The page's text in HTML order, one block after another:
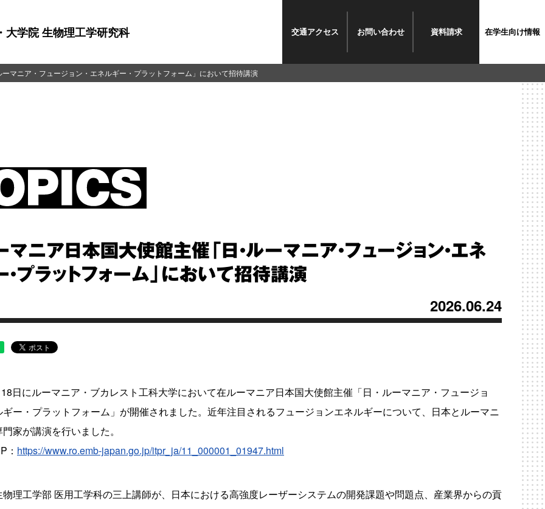
大学院 生物理工学研究科 交通アクセス お問い合わせ 資料請求 在学生向け情報
ニア日本国大使館主催「日・ルーマニア・フュージョン・エネ
・プラットフォーム」において招待講演
2026.06.24
日にルーマニア・ブカレスト工科大学において在ルーマニア日本国大使館主催「日・ルーマニア・フュージョ
ー・プラットフォーム」が開催されました。近年注目されるフュージョンエネルギーについて、日本とルーマニ
家が講演を行いました。
： https://www.ro.emb-japan.go.jp/itpr_ja/11_000001_01947.html
理工学部 医用工学科の三上講師が、日本における高強度レーザーシステムの開発課題や問題点、産業界からの貢
マニア・フュージョン・エネルギー・プラットフォーム」において招待講演